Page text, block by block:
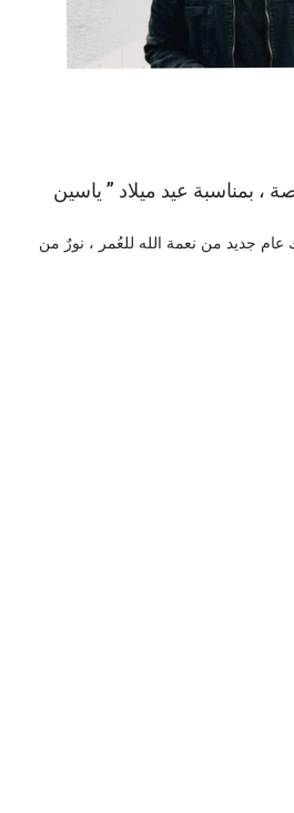
، بمناسبة عيد ميلاد ” ياسين
عام جديد من نعمة الله للعُمر ، نورٌ من